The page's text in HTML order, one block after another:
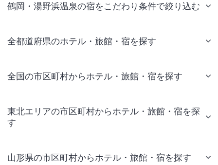
鶴岡・湯野浜温泉の宿をこだわり条件で絞り込む
全都道府県のホテル・旅館・宿を探す
全国の市区町村からホテル・旅館・宿を探す
東北エリアの市区町村からホテル・旅館・宿を探
す
山形県の市区町村からホテル・旅館・宿を探す